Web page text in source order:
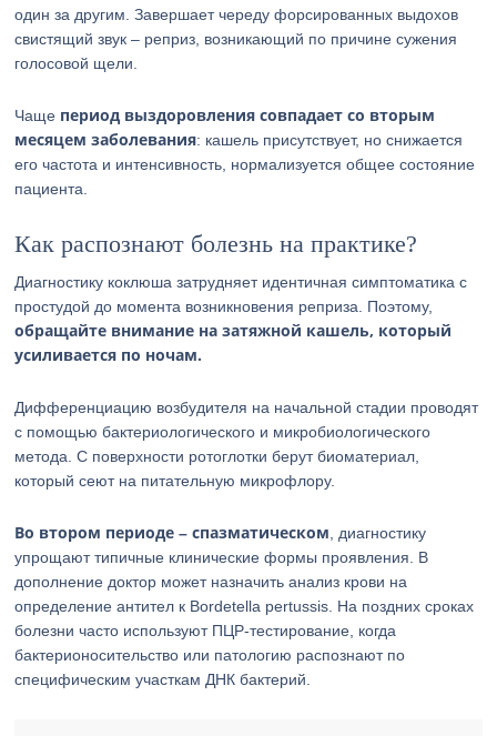
один за другим. Завершает череду форсированных выдохов
свистящий звук – реприз, возникающий по причине сужения
голосовой щели.
Чаще период выздоровления совпадает со вторым
месяцем заболевания: кашель присутствует, но снижается
его частота и интенсивность, нормализуется общее состояние
пациента.
Как распознают болезнь на практике?
Диагностику коклюша затрудняет идентичная симптоматика с
простудой до момента возникновения реприза. Поэтому,
обращайте внимание на затяжной кашель, который
усиливается по ночам.
Дифференциацию возбудителя на начальной стадии проводят
с помощью бактериологического и микробиологического
метода. С поверхности ротоглотки берут биоматериал,
который сеют на питательную микрофлору.
Во втором периоде – спазматическом , диагностику
упрощают типичные клинические формы проявления. В
дополнение доктор может назначить анализ крови на
определение антител к Bordetella pertussis. На поздних сроках
болезни часто используют ПЦР-тестирование, когда
бактерионосительство или патологию распознают по
специфическим участкам ДНК бактерий.